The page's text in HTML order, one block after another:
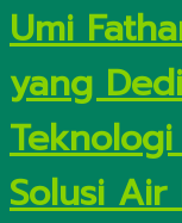
Umi
yang
Solusi Air